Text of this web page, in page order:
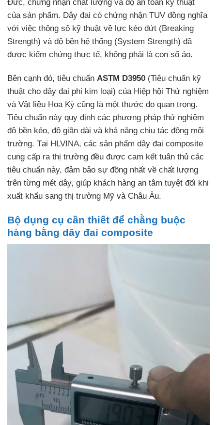
của sản phẩm. Dây đai có chứng nhận TUV đồng nghĩa
với việc thông số kỹ thuật về lực kéo đứt (Breaking
Strength) và độ bền hệ thống (System Strength) đã
được kiểm chứng thực tế, không phải là con số ảo.
Bên cạnh đó, tiêu chuẩn ASTM D3950 (Tiêu chuẩn kỹ
thuật cho dây đai phi kim loại) của Hiệp hội Thử nghiệm
và Vật liệu Hoa Kỳ cũng là một thước đo quan trọng.
Tiêu chuẩn này quy định các phương pháp thử nghiệm
độ bền kéo, độ giãn dài và khả năng chịu tác động môi
trường. Tại HLVINA, các sản phẩm dây đai composite
cung cấp ra thị trường đều được cam kết tuân thủ các
tiêu chuẩn này, đảm bảo sự đồng nhất về chất lượng
trên từng mét dây, giúp khách hàng an tâm tuyệt đối khi
xuất khẩu sang thị trường Mỹ và Châu Âu.
Bộ dụng cụ cần thiết để chằng buộc
hàng bằng dây đai composite